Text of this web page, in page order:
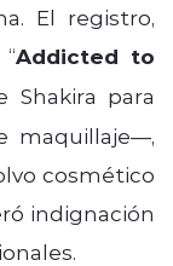
El registro,
Addicted to
para
maquillaje—,
cosmético
indignación